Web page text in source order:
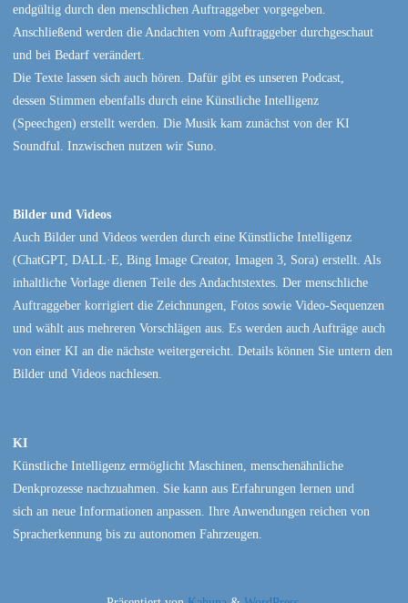
endgültig durch den menschlichen Auftraggeber vorgegeben.
Anschließend werden die Andachten vom Auftraggeber durchgeschaut
und bei Bedarf verändert.
Die Texte lassen sich auch hören. Dafür gibt es unseren Podcast,
dessen Stimmen ebenfalls durch eine Künstliche Intelligenz
(Speechgen) erstellt werden. Die Musik kam zunächst von der KI
Soundful. Inzwischen nutzen wir Suno.
Bilder und Videos
Auch Bilder und Videos werden durch eine Künstliche Intelligenz
(ChatGPT, DALL·E, Bing Image Creator, Imagen 3, Sora) erstellt. Als
inhaltliche Vorlage dienen Teile des Andachtstextes. Der menschliche
Auftraggeber korrigiert die Zeichnungen, Fotos sowie Video-Sequenzen
und wählt aus mehreren Vorschlägen aus. Es werden auch Aufträge auch
von einer KI an die nächste weitergereicht. Details können Sie untern den
Bilder und Videos nachlesen.
KI
Künstliche Intelligenz ermöglicht Maschinen, menschenähnliche
Denkprozesse nachzuahmen. Sie kann aus Erfahrungen lernen und
sich an neue Informationen anpassen. Ihre Anwendungen reichen von
Spracherkennung bis zu autonomen Fahrzeugen.